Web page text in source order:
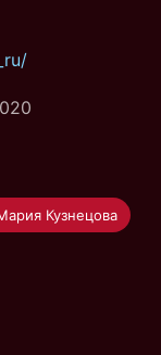
Кузнецова